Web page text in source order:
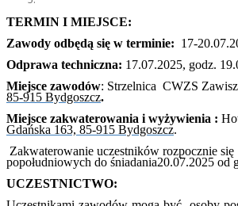
TERMIN I MIEJSCE:
Zawody odbędą się w terminie: 17-
Odprawa techniczna: 17.07.2025, godz.
Miejsce zawodów: Strzelnica CWZS
85-915 Bydgoszcz.
Miejsce zakwaterowania i wyżywienia :
Gdańska 163, 85-915 Bydgoszcz.
Zakwaterowanie uczestników rozpocznie
popołudniowych do śniadania20.07.2025 od
UCZESTNICTWO: